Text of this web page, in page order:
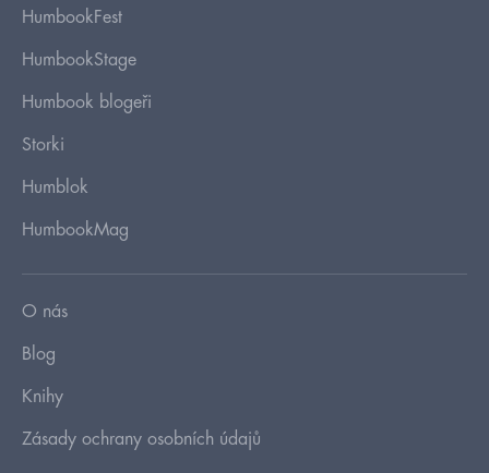
HumbookFest
HumbookStage
Humbook blogeři
Storki
Humblok
HumbookMag
O nás
Blog
Knihy
Zásady ochrany osobních údajů